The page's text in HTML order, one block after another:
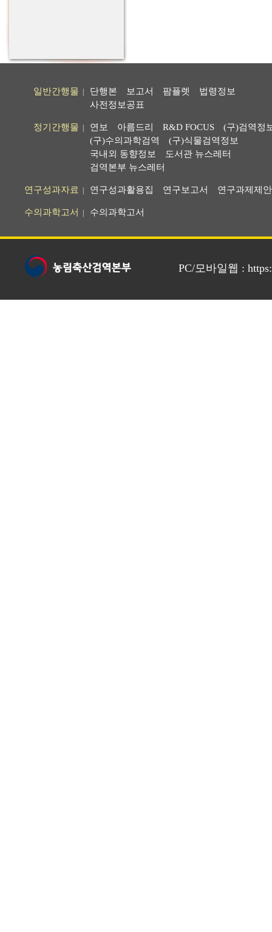
일반간행물 단행본 보고서 팜플렛
법령정보
사전정보공표
정기간행물 연보 아름드리 R&D FOCUS
(구)검역정
(구)수의과학검역
(구)식물검역정보
국내외 동향정보
도서관 뉴스레터
검역본부 뉴스레터
연구성과자료 연구성과활용집 연구보고서 연구과제제
수의과학고서 수의과학고서
PC/모바일웹 :